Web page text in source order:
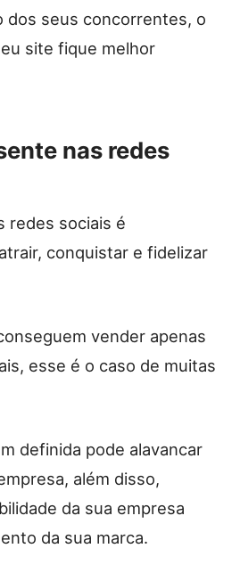
dos seus concorrentes, o
site fique melhor
nas redes
redes sociais é
conquistar e fidelizar
vender apenas
esse é o caso de muitas
definida pode alavancar
além disso,
da sua empresa
da sua marca.